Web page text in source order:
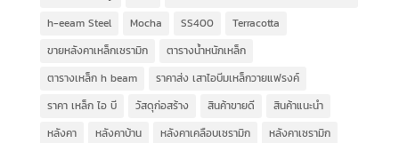
h-eeam Steel
Mocha SS400
Terracotta
ขายหลังคาเหล็กเซรามิก
ตารางน้ำหนักเหล็ก
ตารางเหล็ก h beam
ราคาส่ง เสาไอบีมเหล็กวายแฟรงค์
ราคา เหล็ก ไอ บี
วัสดุก่อสร้าง สินค้าขายดี
สินค้าแนะนำ
หลังคา
หลังคาบ้าน หลังคาเคลือบเซรามิก
หลังคาเซรามิก